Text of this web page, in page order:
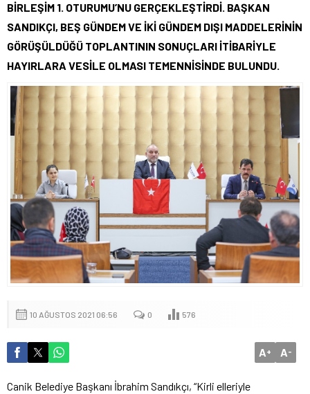
BİRLEŞİM 1. OTURUMU’NU GERÇEKLEŞTİRDİ. BAŞKAN
SANDIKÇI, BEŞ GÜNDEM VE İKİ GÜNDEM DIŞI MADDELERİNİN
GÖRÜŞÜLDÜĞÜ TOPLANTININ SONUÇLARI İTİBARİYLE
HAYIRLARA VESİLE OLMASI TEMENNİSİNDE BULUNDU.
10 AĞUSTOS 2021 06:56 0 576
A+ A-
Canik Belediye Başkanı İbrahim Sandıkçı, “Kirli elleriyle